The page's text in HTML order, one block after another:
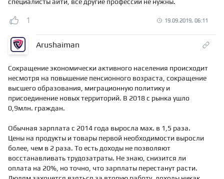
1 19.09.2019, 06:11
Arushaiman
Сокращение экономически активного населения происходит
несмотря на повышение пенсионного возраста, сокращение
высшего образования, миграционную политику и
присоединение новых территорий. В 2018 с рынка ушло
0,9млн. граждан.
Обычная зарплата с 2014 года выросла мах. в 1,5 раза.
Цены на продукты и товары первой необходимости выросли
более, чем в 2 раза. То есть доходы не позволяют
восстанавливать трудозатраты. Не знаю, снизится ли
оплата на 20%, но точно, что зарплаты перестанут расти.